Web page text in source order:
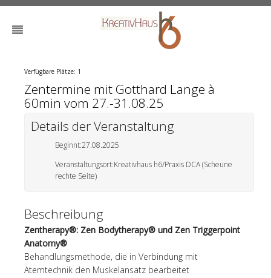
Verfügbare Plätze: 1
Zentermine mit Gotthard Lange à
60min vom 27.-31.08.25
Details der Veranstaltung
Beginnt:27.08.2025
Veranstaltungsort:Kreativhaus h6/Praxis DCA (Scheune
rechte Seite)
Beschreibung
Zentherapy®: Zen Bodytherapy® und Zen Triggerpoint
Anatomy®
Behandlungsmethode, die in Verbindung mit
Atemtechnik den Muskelansatz bearbeitet